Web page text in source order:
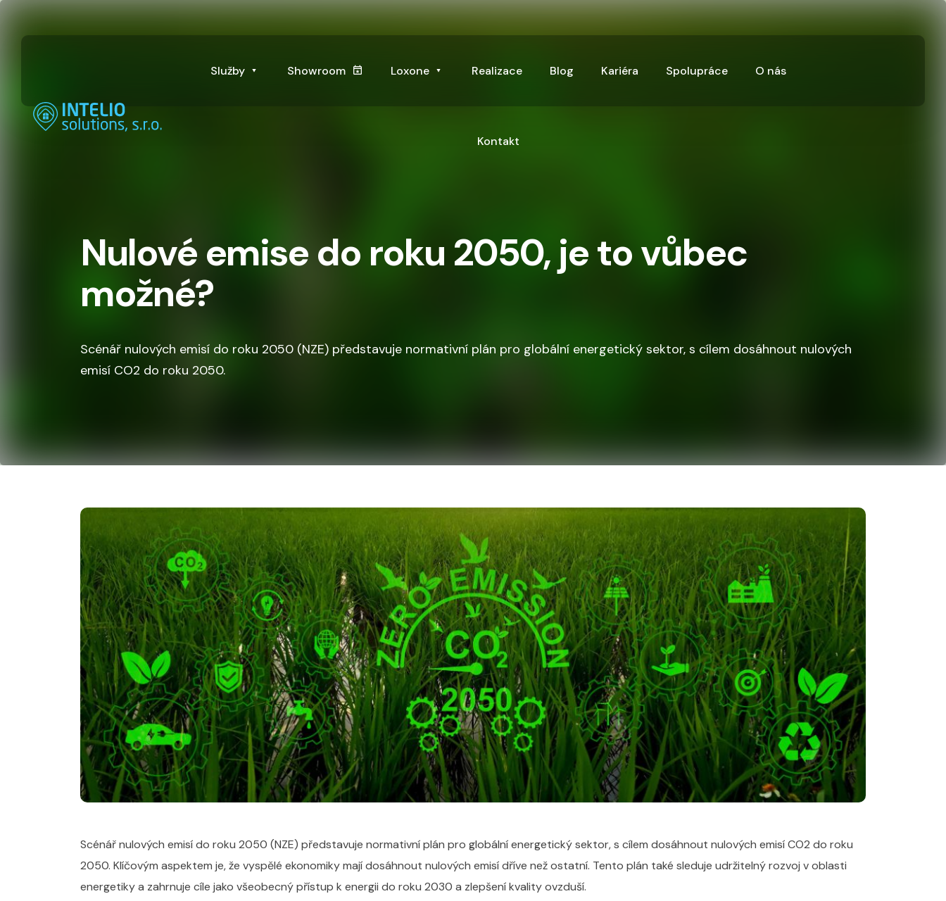
Služby Showroom Loxone Realizace Blog Kariéra Spolupráce O nás
Kontakt
Nulové emise do roku 2050, je to vůbec
možné?
Scénář nulových emisí do roku 2050 (NZE) představuje normativní plán pro globální energetický sektor, s cílem dosáhnout nulových
emisí CO2 do roku 2050.
Scénář nulových emisí do roku 2050 (NZE) představuje normativní plán pro globální energetický sektor, s cílem dosáhnout nulových emisí CO2 do roku
2050. Klíčovým aspektem je, že vyspělé ekonomiky mají dosáhnout nulových emisí dříve než ostatní. Tento plán také sleduje udržitelný rozvoj v oblasti
energetiky a zahrnuje cíle jako všeobecný přístup k energii do roku 2030 a zlepšení kvality ovzduší.